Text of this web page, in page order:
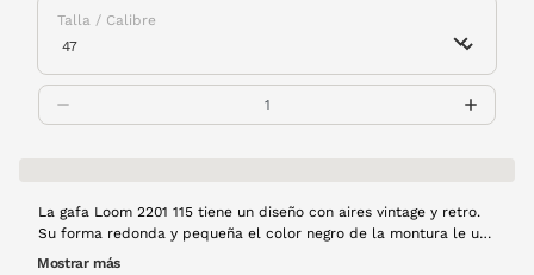
Talla / Calibre
La gafa Loom 2201 115 tiene un diseño con aires vintage y retro.
Su forma redonda y pequeña el color negro de la montura le un
toque de sofisiticación y elegancia a esta gafa.
Mostrar más